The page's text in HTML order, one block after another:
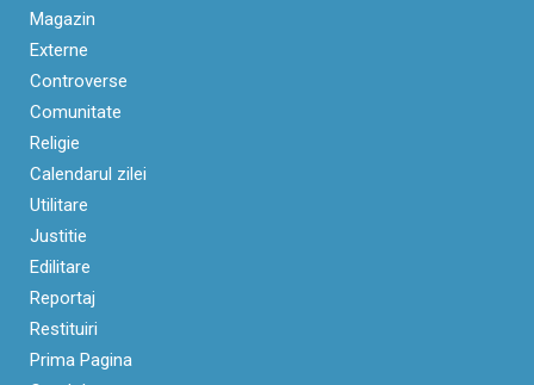
Magazin
Externe
Controverse
Comunitate
Religie
Calendarul zilei
Utilitare
Justitie
Edilitare
Reportaj
Restituiri
Prima Pagina